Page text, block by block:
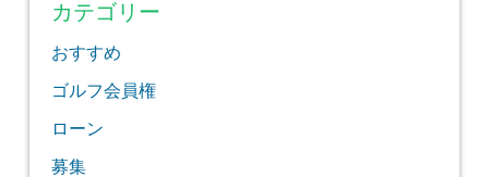
カテゴリー
おすすめ
ゴルフ会員権
ローン
募集